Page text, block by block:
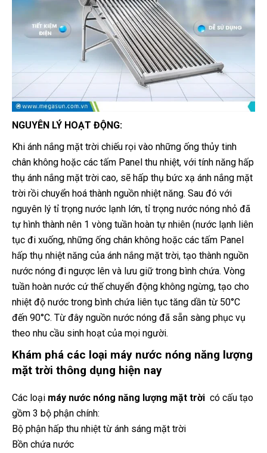
NGUYÊN LÝ HOẠT ĐỘNG:
Khi ánh nắng mặt trời chiếu rọi vào những ống thủy tinh
chân không hoặc các tấm Panel thu nhiệt, với tính năng hấp
thụ ánh nắng mặt trời cao, sẽ hấp thụ bức xạ ánh nắng mặt
trời rồi chuyển hoá thành nguồn nhiệt năng. Sau đó với
nguyên lý tỉ trọng nước lạnh lớn, tỉ trọng nước nóng nhỏ đã
tự hình thành nên 1 vòng tuần hoàn tự nhiên (nước lạnh liên
tục đi xuống, những ống chân không hoặc các tấm Panel
hấp thụ nhiệt năng của ánh nắng mặt trời, tạo thành nguồn
nước nóng đi ngược lên và lưu giữ trong bình chứa. Vòng
tuần hoàn nước cứ thế chuyển động không ngừng, tạo cho
nhiệt độ nước trong bình chứa liên tục tăng dần từ 50°C
đến 90°C. Từ đây nguồn nước nóng đã sẵn sàng phục vụ
theo nhu cầu sinh hoạt của mọi người.
Khám phá các loại máy nước nóng năng lượng
mặt trời thông dụng hiện nay
Các loại máy nước nóng năng lượng mặt trời có cấu tạo
gồm 3 bộ phận chính:
Bộ phận hấp thu nhiệt từ ánh sáng mặt trời
Bồn chứa nước